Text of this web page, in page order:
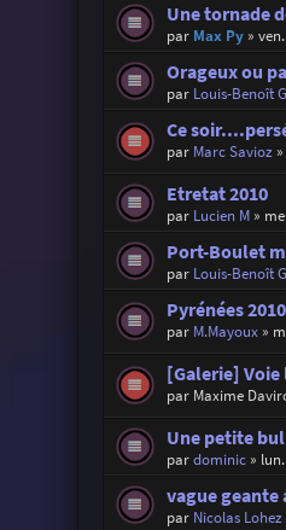
Une tornade
par Max Py»
Orageux ou
par Louis-Benoît
Ce
par Marc Savioz»
Etretat 2010
par Lucien M»
Port-Boulet
par Louis-Benoît
Pyrénées 2010
par M.Mayoux»
[Galerie] Voie
par Maxime
Une petite
pardominic»
vague geante
par Nicolas Lohez